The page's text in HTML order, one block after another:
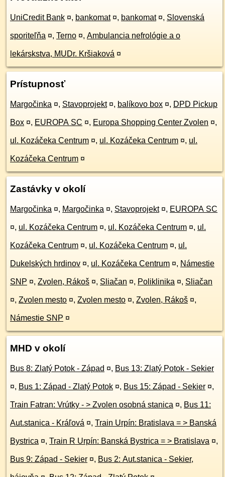
UniCredit Bank ¤, bankomat ¤, bankomat ¤, Slovenská
sporiteľňa ¤, Terno ¤, Ambulancia nefrológie a o
lekárskstva, MUDr. Kršiaková ¤
Prístupnosť
Margočinka ¤, Stavoprojekt ¤, balíkovo box ¤, DPD Pickup
Box ¤, EUROPA SC ¤, Europa Shopping Center Zvolen ¤,
ul. Kozáčeka Centrum ¤, ul. Kozáčeka Centrum ¤, ul.
Kozáčeka Centrum ¤
Zastávky v okolí
Margočinka ¤, Margočinka ¤, Stavoprojekt ¤, EUROPA SC
¤, ul. Kozáčeka Centrum ¤, ul. Kozáčeka Centrum ¤, ul.
Kozáčeka Centrum ¤, ul. Kozáčeka Centrum ¤, ul.
Dukelských hrdinov ¤, ul. Kozáčeka Centrum ¤, Námestie
SNP ¤, Zvolen, Rákoš ¤, Sliačan ¤, Poliklinika ¤, Sliačan
¤, Zvolen mesto ¤, Zvolen mesto ¤, Zvolen, Rákoš ¤,
Námestie SNP ¤
MHD v okolí
Bus 8: Zlatý Potok - Západ ¤, Bus 13: Zlatý Potok - Sekier
¤, Bus 1: Západ - Zlatý Potok ¤, Bus 15: Západ - Sekier ¤,
Train Fatran: Vrútky - > Zvolen osobná stanica ¤, Bus 11:
Aut.stanica - Kráľová ¤, Train Urpín: Bratislava = > Banská
Bystrica ¤, Train R Urpín: Banská Bystrica = > Bratislava ¤,
Bus 9: Západ - Sekier ¤, Bus 2: Aut.stanica - Sekier,